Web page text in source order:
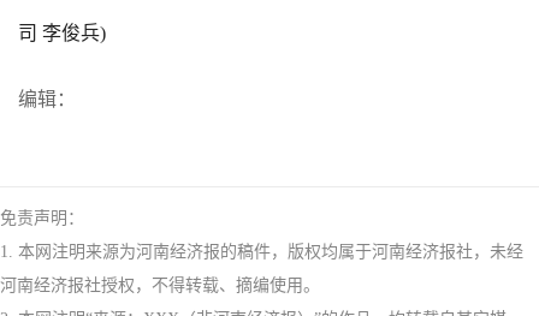
司 李俊兵)
编辑：
免责声明：
1. 本网注明来源为河南经济报的稿件，版权均属于河南经济报社，未经
河南经济报社授权，不得转载、摘编使用。